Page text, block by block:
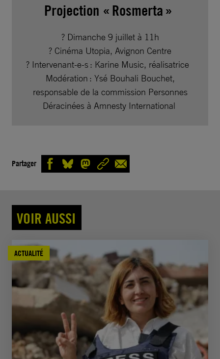
Projection « Rosmerta »
? Dimanche 9 juillet à 11h
? Cinéma Utopia, Avignon Centre
?️ Intervenant-e-s : Karine Music, réalisatrice
Modération : Ysé Bouhali Bouchet,
responsable de la commission Personnes
Déracinées à Amnesty International
Partager
VOIR AUSSI
ACTUALITÉ